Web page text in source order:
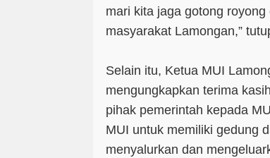
mari kita jaga gotong
masyarakat Lamongan,”
Selain itu, Ketua MUI
mengungkapkan terima
pihak pemerintah kepada
MUI untuk memiliki gedung
menyalurkan dan